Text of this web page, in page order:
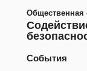
Общественная
События